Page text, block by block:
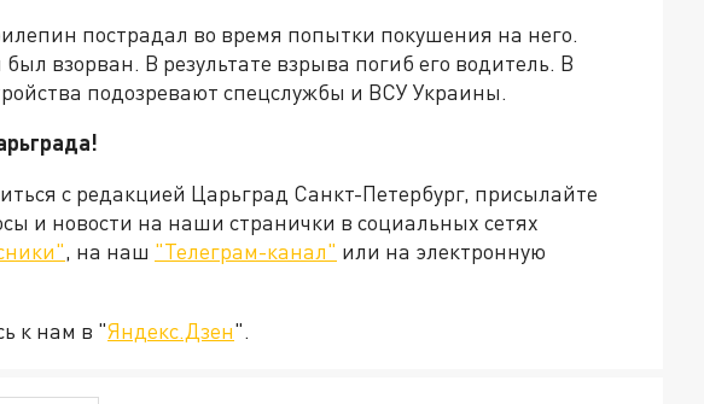
пострадал во время попытки покушения на него.
взорван. В результате взрыва погиб его водитель. В
подозревают спецслужбы и ВСУ Украины.
с редакцией Царьград Санкт-Петербург, присылайте
и новости на наши странички в социальных сетях
, на наш "Телеграм-канал" или на электронную
к нам в "Яндекс.Дзен".